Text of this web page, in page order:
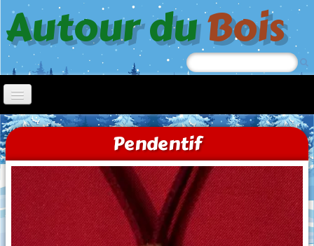
Autour duBois
Accueil
Jeep
Chiens à roulettes
Tricycle
Pendentif